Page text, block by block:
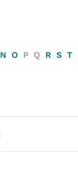
N O P Q R S T